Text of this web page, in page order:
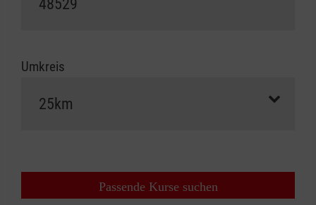
Umkreis
Passende Kurse suchen